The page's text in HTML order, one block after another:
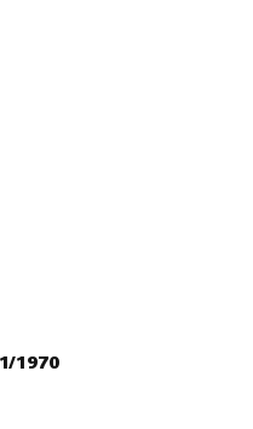
1970